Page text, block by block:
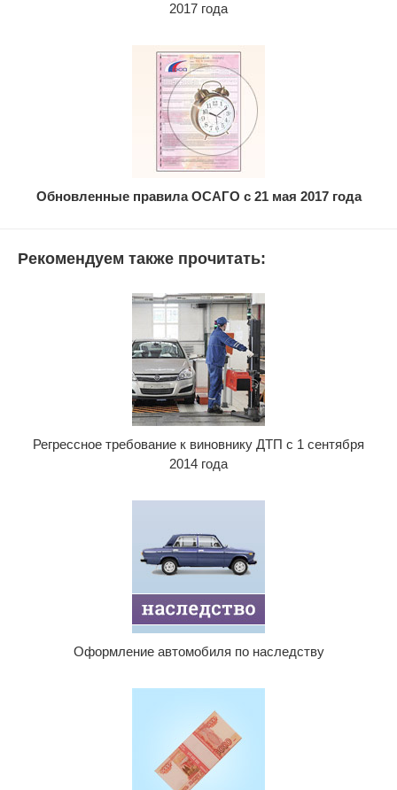
2017 года
Обновленные правила ОСАГО с 21 мая 2017 года
Рекомендуем также прочитать:
Регрессное требование к виновнику ДТП с 1 сентября
2014 года
Оформление автомобиля по наследству